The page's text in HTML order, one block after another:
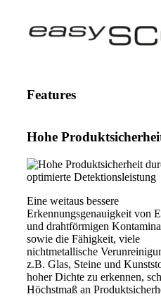
Features
Hohe
Eine weitaus bessere
Erkennungsgenauigkeit von
und drahtförmigen
sowie die Fähigkeit, viele
nichtmetallische
z.B. Glas, Steine und
hoher Dichte zu erkennen,
Höchstmaß an